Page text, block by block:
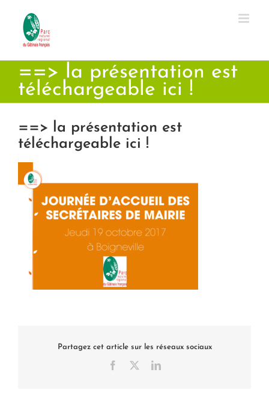
contenu
==> la présentation est
téléchargeable ici !
==> la présentation est
téléchargeable ici !
Partagez cet article sur les réseaux sociaux
Facebook LinkedIn